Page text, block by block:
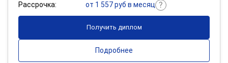
Рассрочка:
от 1 557 руб в месяц
Получить диплом
Подробнее